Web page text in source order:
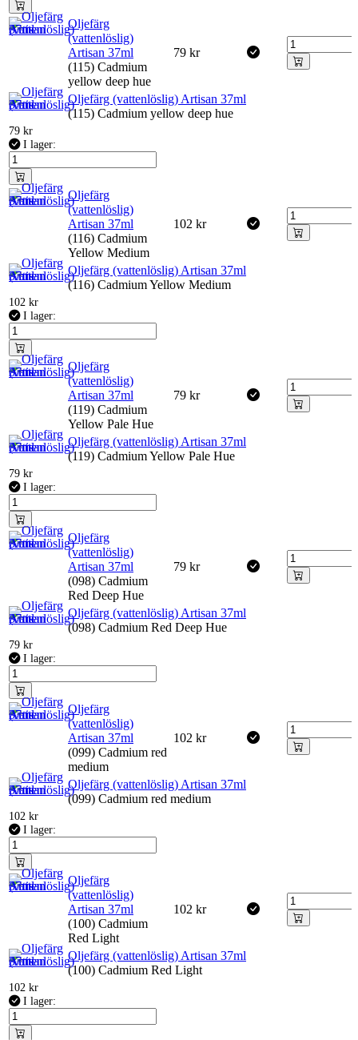
Oljefärg
(vattenlöslig)
Artisan 37ml
(115) Cadmium
yellow deep hue
79 kr
Oljefärg (vattenlöslig) Artisan 37ml
(115) Cadmium yellow deep hue
79 kr
I lager:
Oljefärg
(vattenlöslig)
Artisan 37ml
(116) Cadmium
Yellow Medium
102 kr
Oljefärg (vattenlöslig) Artisan 37ml
(116) Cadmium Yellow Medium
102 kr
I lager:
Oljefärg
(vattenlöslig)
Artisan 37ml
(119) Cadmium
Yellow Pale Hue
79 kr
Oljefärg (vattenlöslig) Artisan 37ml
(119) Cadmium Yellow Pale Hue
79 kr
I lager:
Oljefärg
(vattenlöslig)
Artisan 37ml
(098) Cadmium
Red Deep Hue
79 kr
Oljefärg (vattenlöslig) Artisan 37ml
(098) Cadmium Red Deep Hue
79 kr
I lager:
Oljefärg
(vattenlöslig)
Artisan 37ml
(099) Cadmium red
medium
102 kr
Oljefärg (vattenlöslig) Artisan 37ml
(099) Cadmium red medium
102 kr
I lager:
Oljefärg
(vattenlöslig)
Artisan 37ml
(100) Cadmium
Red Light
102 kr
Oljefärg (vattenlöslig) Artisan 37ml
(100) Cadmium Red Light
102 kr
I lager: